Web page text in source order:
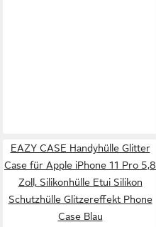
EAZY CASE Handyhülle Glitter
Case für Apple iPhone 11 Pro 5,8
Zoll, Silikonhülle Etui Silikon
Schutzhülle Glitzereffekt Phone
Case Blau